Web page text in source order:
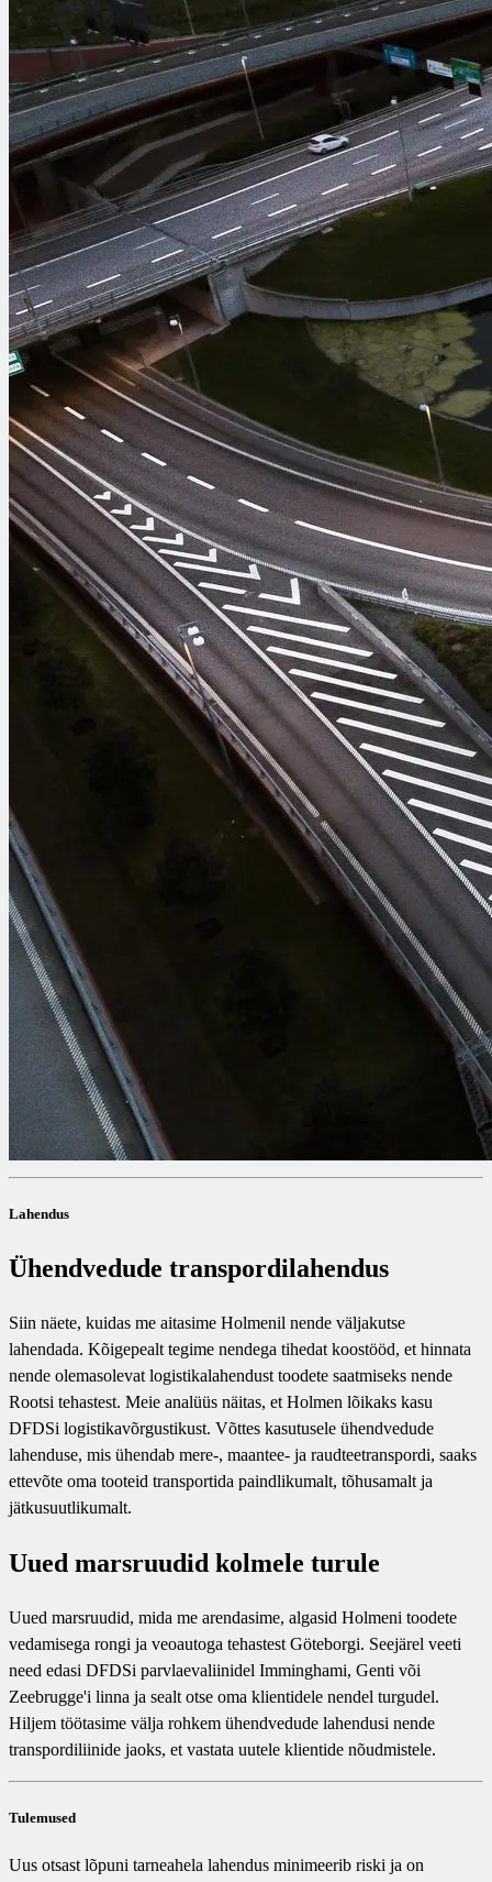
Lahendus
Ühendvedude transpordilahendus
Siin näete, kuidas me aitasime Holmenil nende väljakutse
lahendada. Kõigepealt tegime nendega tihedat koostööd, et hinnata
nende olemasolevat logistikalahendust toodete saatmiseks nende
Rootsi tehastest. Meie analüüs näitas, et Holmen lõikaks kasu
DFDSi logistikavõrgustikust. Võttes kasutusele ühendvedude
lahenduse, mis ühendab mere-, maantee- ja raudteetranspordi, saaks
ettevõte oma tooteid transportida paindlikumalt, tõhusamalt ja
jätkusuutlikumalt.
Uued marsruudid kolmele turule
Uued marsruudid, mida me arendasime, algasid Holmeni toodete
vedamisega rongi ja veoautoga tehastest Göteborgi. Seejärel veeti
need edasi DFDSi parvlaevaliinidel Imminghami, Genti või
Zeebrugge'i linna ja sealt otse oma klientidele nendel turgudel.
Hiljem töötasime välja rohkem ühendvedude lahendusi nende
transpordiliinide jaoks, et vastata uutele klientide nõudmistele.
Tulemused
Uus otsast lõpuni tarneahela lahendus minimeerib riski ja on